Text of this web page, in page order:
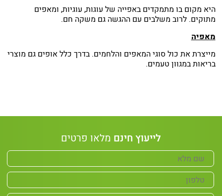
היא מקום בו מתמקדים באפייה של עוגות, עוגיות, ומאפים
מתוקים. לרוב משלבים עם ההגשה גם משקה חם.
מאפיה
מייצרת את כול סוגי המאפים והלחמים. בדרך כלל אופים גם מוצרי
בריאות במגוון טעמים.
לייעוץ חינם מלאו פרטים